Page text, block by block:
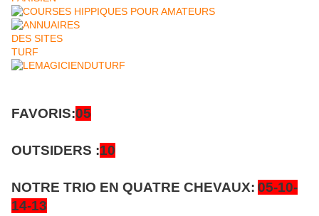
FAVORIS:05
OUTSIDERS :10
NOTRE TRIO EN QUATRE CHEVAUX: 05-10-
14-13